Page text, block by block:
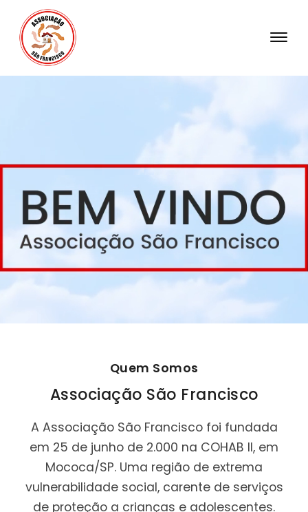
INSTITUCIONAL
POLÍTICA DA QUALIDADE
TRANSPARÊNCIA
CONTATO
Quem Somos
Associação São Francisco
A Associação São Francisco foi fundada
em 25 de junho de 2.000 na COHAB II, em
Mococa/SP. Uma região de extrema
vulnerabilidade social, carente de serviços
de proteção a crianças e adolescentes.